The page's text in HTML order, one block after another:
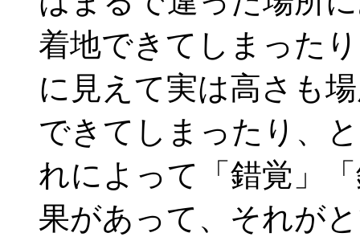
着地できてしまった
に見えて実は高さも
できてしまったり、
れによって「錯覚」
果があって、それが